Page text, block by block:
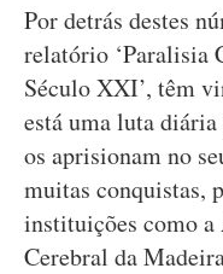
Por detrás destes
relatório ‘Paralisia
Século XXI’, têm
está uma luta diária
os aprisionam no
muitas conquistas,
instituições como a
Cerebral da